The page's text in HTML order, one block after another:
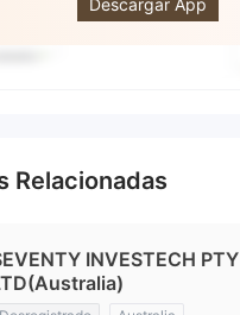
Descargar App
Relacionadas
INVESTECH PTY